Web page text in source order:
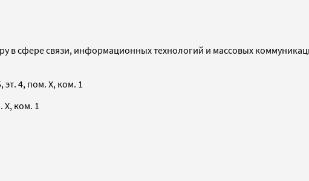
в сфере связи, информационных технологий и массовых
4, пом. X, ком. 1
X, ком. 1